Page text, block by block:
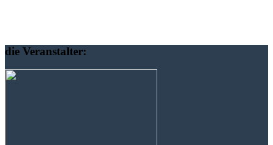
die Veranstalter: